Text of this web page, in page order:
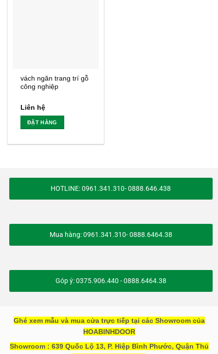
vách ngăn trang trí gỗ
công nghiệp
Liên hệ
ĐẶT HÀNG
HOTLINE: 0961.341.310- 0888.646.438
Mua hàng: 0961.341.310- 0888.6464.38
Góp ý: 0375.906.440 - 0888.6464.38
Ghé xem mẫu và mua cửa trực tiếp tại các Showroom của
HOABINHDOOR
Showroom : 639 Quốc Lộ 13, P. Hiệp Bình Phước, Quận Thủ